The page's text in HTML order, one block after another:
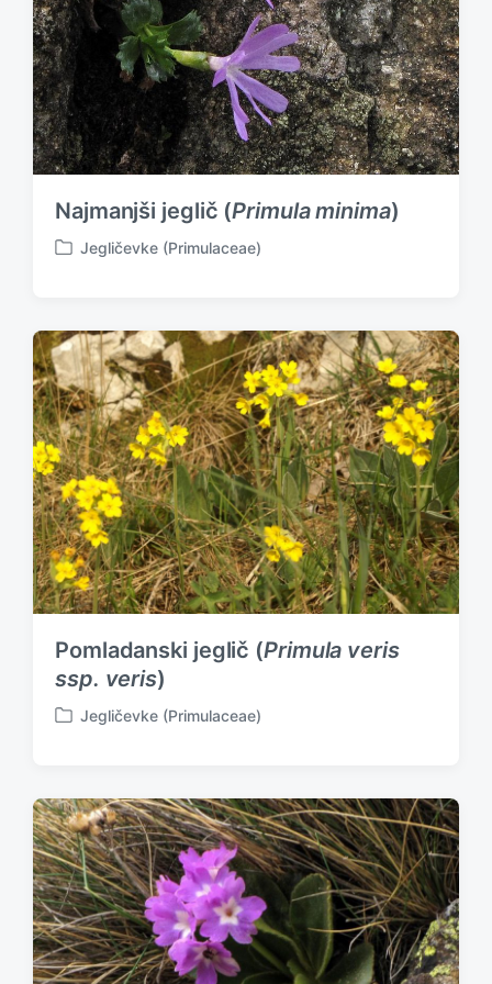
Najmanjši jeglič (Primula minima)
P
t
e
d
i
n
Jegličevke (Primulaceae)
Pomladanski jeglič (Primula veris
ssp. veris)
P
t
e
d
i
n
Jegličevke (Primulaceae)